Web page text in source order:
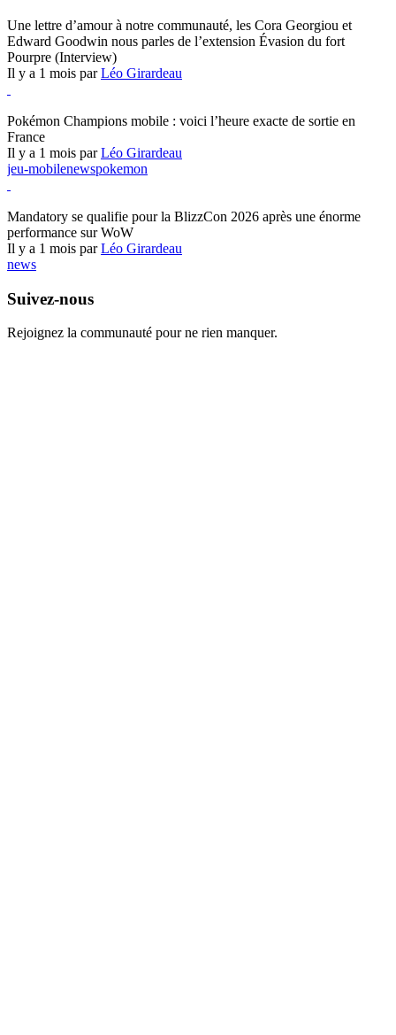
Une lettre d’amour à notre communauté, les Cora Georgiou et
Edward Goodwin nous parles de l’extension Évasion du fort
Pourpre (Interview)
Il y a 1 mois parLéo Girardeau
Pokémon Champions mobile : voici l’heure exacte de sortie en
France
Il y a 1 mois parLéo Girardeau
jeu-mobilenewspokemon
Mandatory se qualifie pour la BlizzCon 2026 après une énorme
performance sur WoW
Il y a 1 mois parLéo Girardeau
news
Suivez-nous
Rejoignez la communauté pour ne rien manquer.